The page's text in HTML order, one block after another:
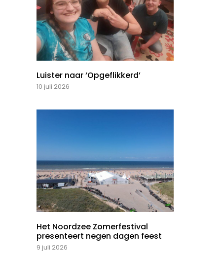
Luister naar ‘Opgeflikkerd’
10 juli 2026
Het Noordzee Zomerfestival
presenteert negen dagen feest
9 juli 2026